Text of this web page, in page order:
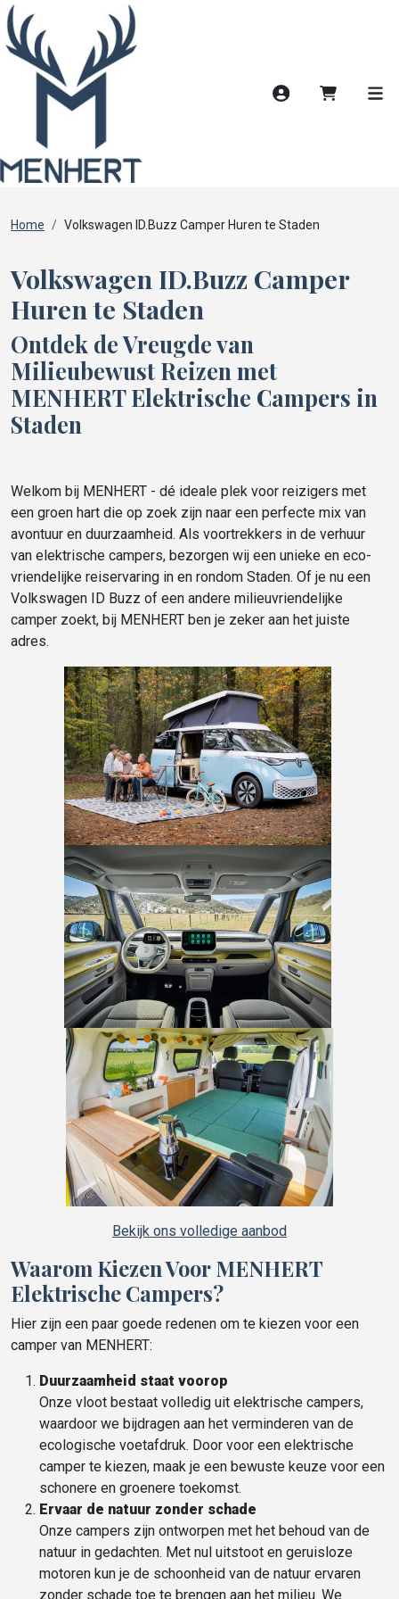
Account
Home Volkswagen ID.Buzz Camper Huren te Staden
Volkswagen ID.Buzz Camper
Huren te Staden
Ontdek de Vreugde van
Milieubewust Reizen met
MENHERT Elektrische Campers in
Staden
Welkom bij MENHERT - dé ideale plek voor reizigers met
een groen hart die op zoek zijn naar een perfecte mix van
avontuur en duurzaamheid. Als voortrekkers in de verhuur
van elektrische campers, bezorgen wij een unieke en eco-
vriendelijke reiservaring in en rondom Staden. Of je nu een
Volkswagen ID Buzz of een andere milieuvriendelijke
camper zoekt, bij MENHERT ben je zeker aan het juiste
adres.
Bekijk ons volledige aanbod
Waarom Kiezen Voor MENHERT
Elektrische Campers?
Hier zijn een paar goede redenen om te kiezen voor een
camper van MENHERT:
Duurzaamheid staat voorop
Onze vloot bestaat volledig uit elektrische campers,
waardoor we bijdragen aan het verminderen van de
ecologische voetafdruk. Door voor een elektrische
camper te kiezen, maak je een bewuste keuze voor een
schonere en groenere toekomst.
Ervaar de natuur zonder schade
Onze campers zijn ontworpen met het behoud van de
natuur in gedachten. Met nul uitstoot en geruisloze
motoren kun je de schoonheid van de natuur ervaren
zonder schade toe te brengen aan het milieu. We